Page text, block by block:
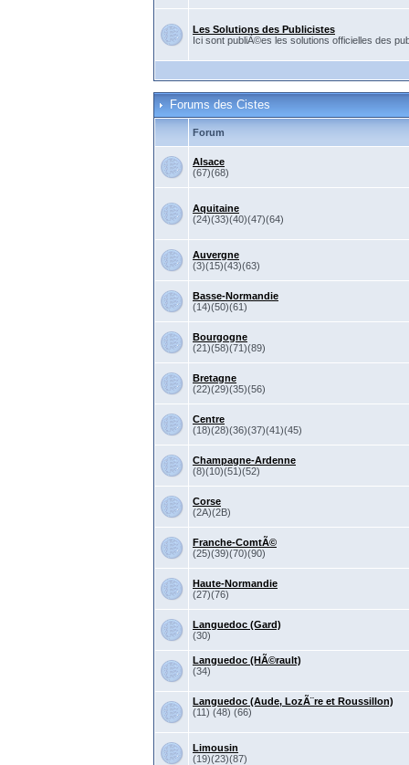
Les Solutions des Publicistes
Ici sont publiÃ©es les solutions officielles des
Forums des Cistes
Forum
Alsace
(67)(68)
Aquitaine
(24)(33)(40)(47)(64)
Auvergne
(3)(15)(43)(63)
Basse-Normandie
(14)(50)(61)
Bourgogne
(21)(58)(71)(89)
Bretagne
(22)(29)(35)(56)
Centre
(18)(28)(36)(37)(41)(45)
Champagne-Ardenne
(8)(10)(51)(52)
Corse
(2A)(2B)
Franche-ComtÃ©
(25)(39)(70)(90)
Haute-Normandie
(27)(76)
Languedoc (Gard)
(30)
Languedoc (HÃ©rault)
(34)
Languedoc (Aude, LozÃ¨re et Roussillon)
(11) (48) (66)
Limousin
(19)(23)(87)